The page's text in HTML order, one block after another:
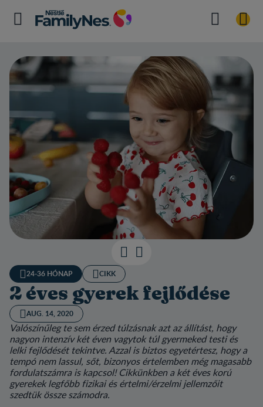
24-36 HÓNAP CIKK
2 éves gyerek fejlődése
AUG. 14, 2020
Valószínűleg te sem érzed túlzásnak azt az állítást, hogy
nagyon intenzív két éven vagytok túl gyermeked testi és
lelki fejlődését tekintve. Azzal is biztos egyetértesz, hogy a
tempó nem lassul, sőt, bizonyos értelemben még magasabb
fordulatszámra is kapcsol! Cikkünkben a két éves korú
gyerekek legfőbb fizikai és értelmi/érzelmi jellemzőit
szedtük össze számodra.